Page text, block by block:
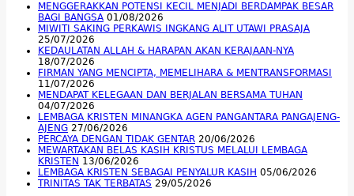
MENGGERAKKAN POTENSI KECIL MENJADI BERDAMPAK BESAR
BAGI BANGSA 01/08/2026
MIWITI SAKING PERKAWIS INGKANG ALIT UTAWI PRASAJA
25/07/2026
KEDAULATAN ALLAH & HARAPAN AKAN KERAJAAN-NYA
18/07/2026
FIRMAN YANG MENCIPTA, MEMELIHARA & MENTRANSFORMASI
11/07/2026
MENDAPAT KELEGAAN DAN BERJALAN BERSAMA TUHAN
04/07/2026
LEMBAGA KRISTEN MINANGKA AGEN PANGANTARA PANGAJENG-
AJENG 27/06/2026
PERCAYA DENGAN TIDAK GENTAR 20/06/2026
MEWARTAKAN BELAS KASIH KRISTUS MELALUI LEMBAGA
KRISTEN 13/06/2026
LEMBAGA KRISTEN SEBAGAI PENYALUR KASIH 05/06/2026
TRINITAS TAK TERBATAS 29/05/2026